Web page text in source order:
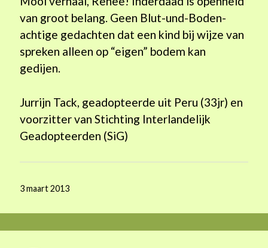
van groot belang. Geen Blut-und-Boden-
achtige gedachten dat een kind bij wijze van
spreken alleen op “eigen” bodem kan
gedijen.
Jurrijn Tack, geadopteerde uit Peru (33jr) en
voorzitter van Stichting Interlandelijk
Geadopteerden (SiG)
3 maart 2013